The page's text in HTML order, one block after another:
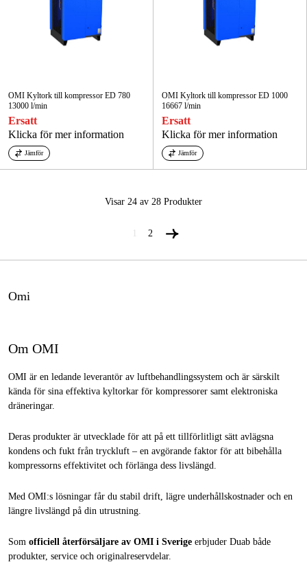
OMI Kyltork till kompressor ED 780
13000 l/min
Ersatt
Klicka för mer information
Jämför
OMI Kyltork till kompressor ED 1000
16667 l/min
Ersatt
Klicka för mer information
Jämför
Visar 24 av 28 Produkter
2
Omi
Om OMI
OMI är en ledande leverantör av luftbehandlingssystem och är särskilt
kända för sina effektiva kyltorkar för kompressorer samt elektroniska
dräneringar.
Deras produkter är utvecklade för att på ett tillförlitligt sätt avlägsna
kondens och fukt från tryckluft – en avgörande faktor för att bibehålla
kompressorns effektivitet och förlänga dess livslängd.
Med OMI:s lösningar får du stabil drift, lägre underhållskostnader och en
längre livslängd på din utrustning.
Som officiell återförsäljare av OMI i Sverige erbjuder Duab både
produkter, service och originalreservdelar.